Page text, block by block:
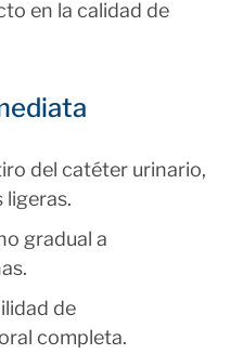
en la calidad de
del catéter urinario,
ligeras.
gradual a
de
completa.